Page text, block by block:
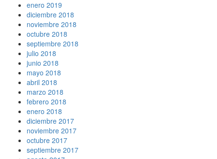
enero 2019
diciembre 2018
noviembre 2018
octubre 2018
septiembre 2018
julio 2018
junio 2018
mayo 2018
abril 2018
marzo 2018
febrero 2018
enero 2018
diciembre 2017
noviembre 2017
octubre 2017
septiembre 2017